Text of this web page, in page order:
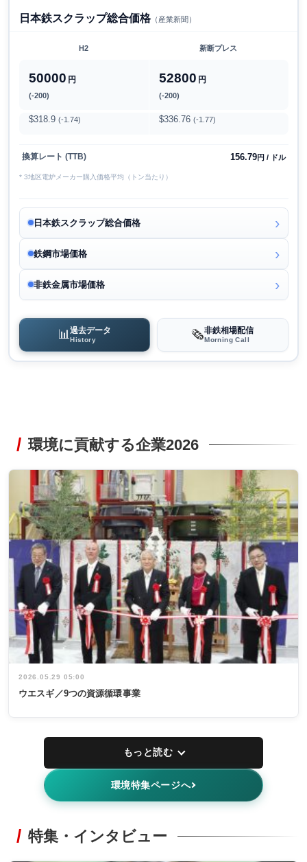
日本鉄スクラップ総合価格（産業新聞）
H2 新断プレス
50000 円
(-200)
52800 円
(-200)
$318.9 (-1.74) $336.76 (-1.77)
換算レート (TTB) 156.79円 / ドル
* 3地区電炉メーカー購入価格平均（トン当たり）
日本鉄スクラップ総合価格
鉄鋼市場価格
非鉄金属市場価格
📊過去データ
History 🗞️非鉄相場配信
Morning Call
環境に貢献する企業2026
2026.05.29 05:00
ウエスギ／9つの資源循環事業
もっと読む
環境特集ページへ
特集・インタビュー